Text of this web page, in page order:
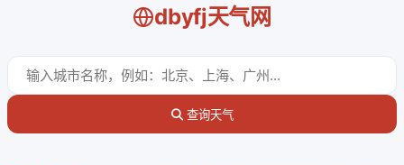
dbyfj天气网
查询天气